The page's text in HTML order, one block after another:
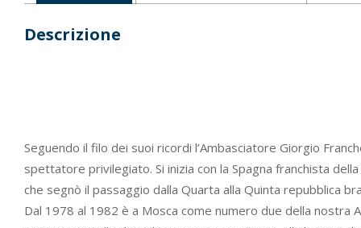
Descrizione
Seguendo il filo dei suoi ricordi l’Ambasciatore Giorgio
spettatore privilegiato. Si inizia con la Spagna franchista
che segnò il passaggio dalla Quarta alla Quinta repubblica
Dal 1978 al 1982 è a Mosca come numero due della nostra